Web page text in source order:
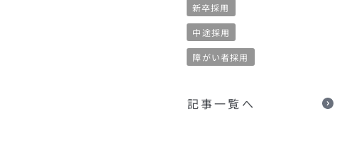
新卒採用
中途採用
障がい者採用
記事一覧へ